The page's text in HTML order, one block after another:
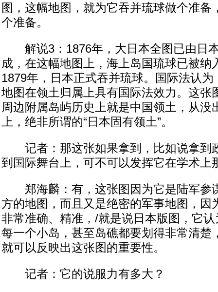
图，这幅地图，就为它吞并琉球做个准备
个准备。
解说3：1876年，大日本全图已由日
成，在这幅地图上，海上岛国琉球已被纳
1879年，日本正式吞并琉球。国际法认
地图在领土归属上具有国际法效力。这张
周边附属岛屿历史上就是中国领土，从没
上，绝非所谓的“日本固有领土”。
记者：那这张如果拿到，比如说拿到
到国际舞台上，可不可以发挥它在学术上
郑海麟：有，这张图因为它是陆军参
方的地图，而且又是绝密的军事地图，因
非常准确、精准，/就是说日本版图，它
每一个小岛，甚至岛礁都要划得非常清楚
就可以反映出这张图的重要性。
记者：它的说服力有多大？